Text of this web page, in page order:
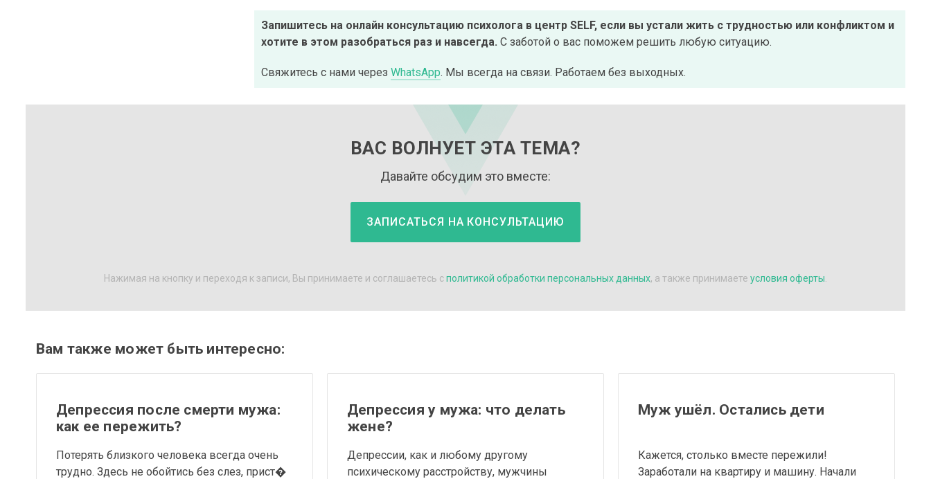
Запишитесь на онлайн консультацию психолога в центр SELF, если вы устали жить с трудностью или конфликтом и
хотите в этом разобраться раз и навсегда. С заботой о вас поможем решить любую ситуацию.
Свяжитесь с нами через WhatsApp. Мы всегда на связи. Работаем без выходных.
ВАС ВОЛНУЕТ ЭТА ТЕМА?
Давайте обсудим это вместе:
ЗАПИСАТЬСЯ НА КОНСУЛЬТАЦИЮ
Нажимая на кнопку и переходя к записи, Вы принимаете и соглашаетесь сполитикой обработки персональных данных, а также принимаете условия оферты
Вам также может быть интересно:
Депрессия после смерти мужа:
как ее пережить?
Потерять близкого человека всегда очень
трудно. Здесь не обойтись без слез, прист�
Депрессия у мужа: что делать
жене?
Депрессии, как и любому другому
психическому расстройству, мужчины
Муж ушёл. Остались дети
Кажется, столько вместе пережили!
Заработали на квартиру и машину. Начали